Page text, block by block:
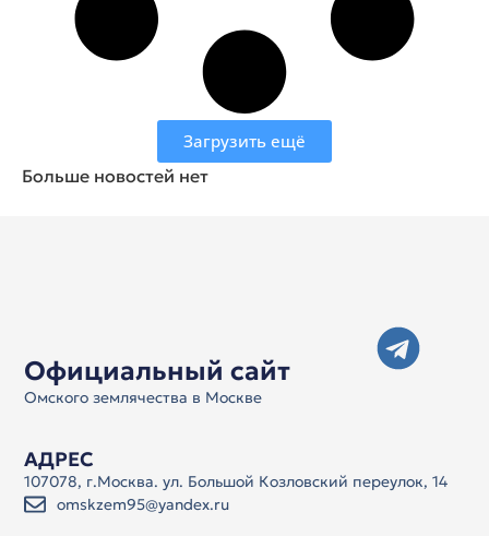
Загрузить ещё
Больше новостей нет
Официальный сайт
Омского землячества в Москве
АДРЕС
107078, г.Москва. ул. Большой Козловский переулок, 14
omskzem95@yandex.ru